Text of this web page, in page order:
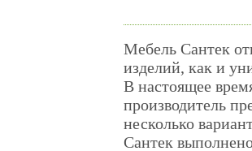
Мебель Сантек
изделий, как и
В настоящее
производитель
несколько
Сантек